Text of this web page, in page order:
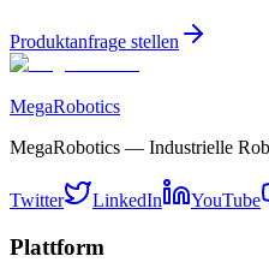
Produktanfrage stellen
MegaRobotics
MegaRobotics — Industrielle
Twitter LinkedIn YouTube
Plattform